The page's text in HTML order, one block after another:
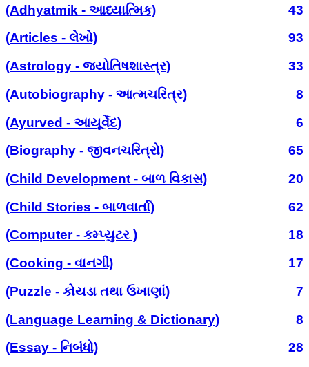
(Adhyatmik - આધ્યાત્મિક)
43
(Articles - લેખો)
93
(Astrology - જ્યોતિષશાસ્ત્ર)
33
(Autobiography - આત્મચરિત્ર)
8
(Ayurved - આયૂર્વેદ)
6
(Biography - જીવનચરિત્રો)
65
(Child Development - બાળ વિકાસ)
20
(Child Stories - બાળવાર્તા)
62
(Computer - કમ્પ્યુટર )
18
(Cooking - વાનગી)
17
(Puzzle - કોયડા તથા ઉખાણાં)
7
(Language Learning & Dictionary)
8
(Essay - નિબંધો)
28